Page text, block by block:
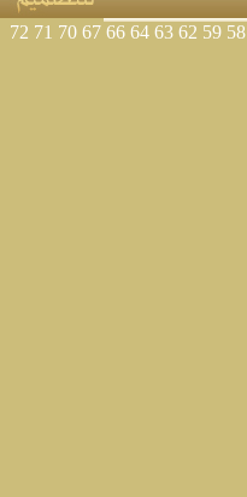
58
59
62
63
64
66
67
70
71
72